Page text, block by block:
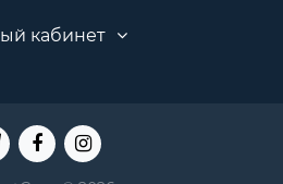
кабинет